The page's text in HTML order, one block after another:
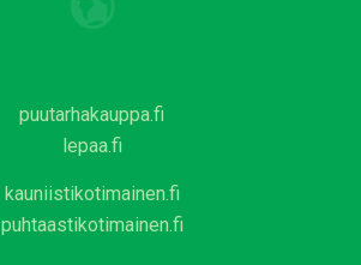
puutarhakauppa.fi
lepaa.fi
kauniistikotimainen.fi
puhtaastikotimainen.fi